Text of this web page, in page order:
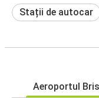
Stații de autocar
Aeroportul